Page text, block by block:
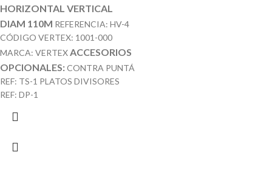
HORIZONTAL VERTICAL
DIAM 110M REFERENCIA: HV-4
CÓDIGO VERTEX: 1001-000
MARCA: VERTEXACCESORIOS
OPCIONALES:CONTRA PUNTÁ
REF: TS-1 PLATOS DIVISORES
REF: DP-1